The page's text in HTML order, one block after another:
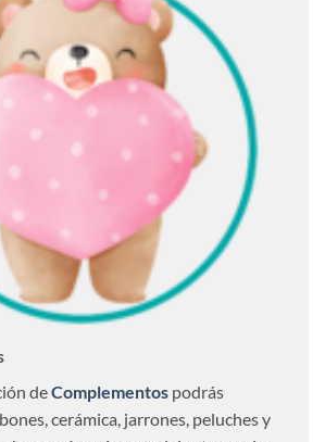
deComplementos podrás
cerámica, jarrones, peluches y